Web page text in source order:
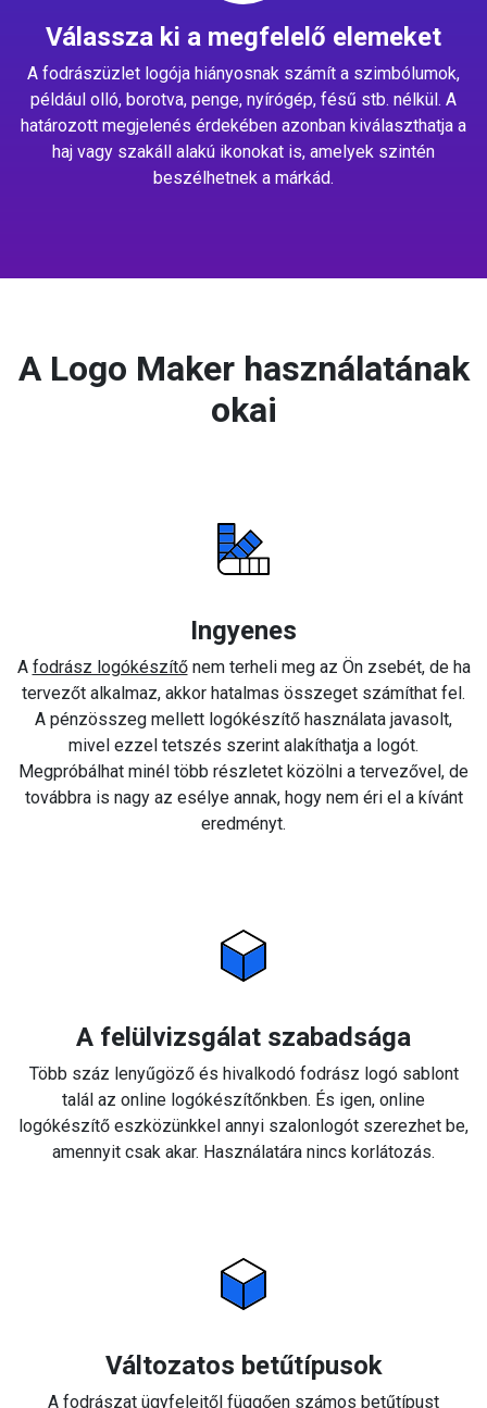
Válassza ki a megfelelő elemeket
A fodrászüzlet logója hiányosnak számít a szimbólumok,
például olló, borotva, penge, nyírógép, fésű stb. nélkül. A
határozott megjelenés érdekében azonban kiválaszthatja a
haj vagy szakáll alakú ikonokat is, amelyek szintén
beszélhetnek a márkád.
A Logo Maker használatának
okai
Ingyenes
A fodrász logókészítőnem terheli meg az Ön zsebét, de ha
tervezőt alkalmaz, akkor hatalmas összeget számíthat fel.
A pénzösszeg mellett logókészítő használata javasolt,
mivel ezzel tetszés szerint alakíthatja a logót.
Megpróbálhat minél több részletet közölni a tervezővel, de
továbbra is nagy az esélye annak, hogy nem éri el a kívánt
eredményt.
A felülvizsgálat szabadsága
Több száz lenyűgöző és hivalkodó fodrász logó sablont
talál az online logókészítőnkben. És igen, online
logókészítő eszközünkkel annyi szalonlogót szerezhet be,
amennyit csak akar. Használatára nincs korlátozás.
Változatos betűtípusok
A fodrászat ügyfeleitől függően számos betűtípust